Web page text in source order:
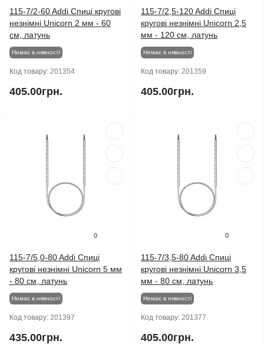
115-7/2-60 Addi Спиці кругові
незнімні Unicorn 2 мм - 60
см, латунь
Немає в нявності
Код товару: 201354
405.00грн.
115-7/2,5-120 Addi Спиці
кругові незнімні Unicorn 2,5
мм - 120 см, латунь
Немає в нявності
Код товару: 201359
405.00грн.
0
115-7/5,0-80 Addi Спиці
кругові незнімні Unicorn 5 мм
- 80 см, латунь
Немає в нявності
Код товару: 201397
435.00грн.
0
115-7/3,5-80 Addi Спиці
кругові незнімні Unicorn 3,5
мм - 80 см, латунь
Немає в нявності
Код товару: 201377
405.00грн.